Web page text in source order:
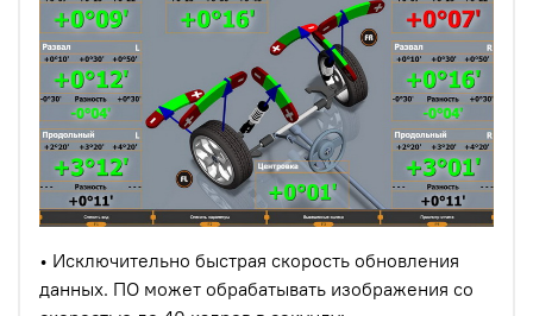
• Исключительно быстрая скорость обновления
данных. ПО может обрабатывать изображения со